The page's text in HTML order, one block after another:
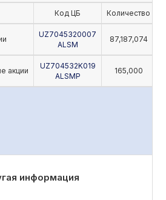
Код ЦБ Количество
UZ7045320007
ALSM
87,187,074
акции
UZ704532K019
ALSMP
165,000
информация